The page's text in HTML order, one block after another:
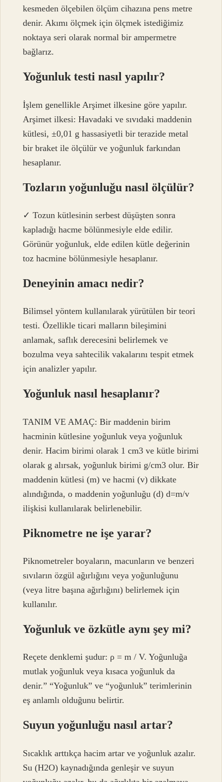
kesmeden ölçebilen ölçüm cihazına pens metre
denir. Akımı ölçmek için ölçmek istediğimiz
noktaya seri olarak normal bir ampermetre
bağlarız.
Yoğunluk testi nasıl yapılır?
İşlem genellikle Arşimet ilkesine göre yapılır.
Arşimet ilkesi: Havadaki ve sıvıdaki maddenin
kütlesi, ±0,01 g hassasiyetli bir terazide metal
bir braket ile ölçülür ve yoğunluk farkından
hesaplanır.
Tozların yoğunluğu nasıl ölçülür?
✓ Tozun kütlesinin serbest düşüşten sonra
kapladığı hacme bölünmesiyle elde edilir.
Görünür yoğunluk, elde edilen kütle değerinin
toz hacmine bölünmesiyle hesaplanır.
Deneyinin amacı nedir?
Bilimsel yöntem kullanılarak yürütülen bir teori
testi. Özellikle ticari malların bileşimini
anlamak, saflık derecesini belirlemek ve
bozulma veya sahtecilik vakalarını tespit etmek
için analizler yapılır.
Yoğunluk nasıl hesaplanır?
TANIM VE AMAÇ: Bir maddenin birim
hacminin kütlesine yoğunluk veya yoğunluk
denir. Hacim birimi olarak 1 cm3 ve kütle birimi
olarak g alırsak, yoğunluk birimi g/cm3 olur. Bir
maddenin kütlesi (m) ve hacmi (v) dikkate
alındığında, o maddenin yoğunluğu (d) d=m/v
ilişkisi kullanılarak belirlenebilir.
Piknometre ne işe yarar?
Piknometreler boyaların, macunların ve benzeri
sıvıların özgül ağırlığını veya yoğunluğunu
(veya litre başına ağırlığını) belirlemek için
kullanılır.
Yoğunluk ve özkütle aynı şey mi?
Reçete denklemi şudur: ρ = m / V. Yoğunluğa
mutlak yoğunluk veya kısaca yoğunluk da
denir.” “Yoğunluk” ve “yoğunluk” terimlerinin
eş anlamlı olduğunu belirtir.
Suyun yoğunluğu nasıl artar?
Sıcaklık arttıkça hacim artar ve yoğunluk azalır.
Su (H2O) kaynadığında genleşir ve suyun